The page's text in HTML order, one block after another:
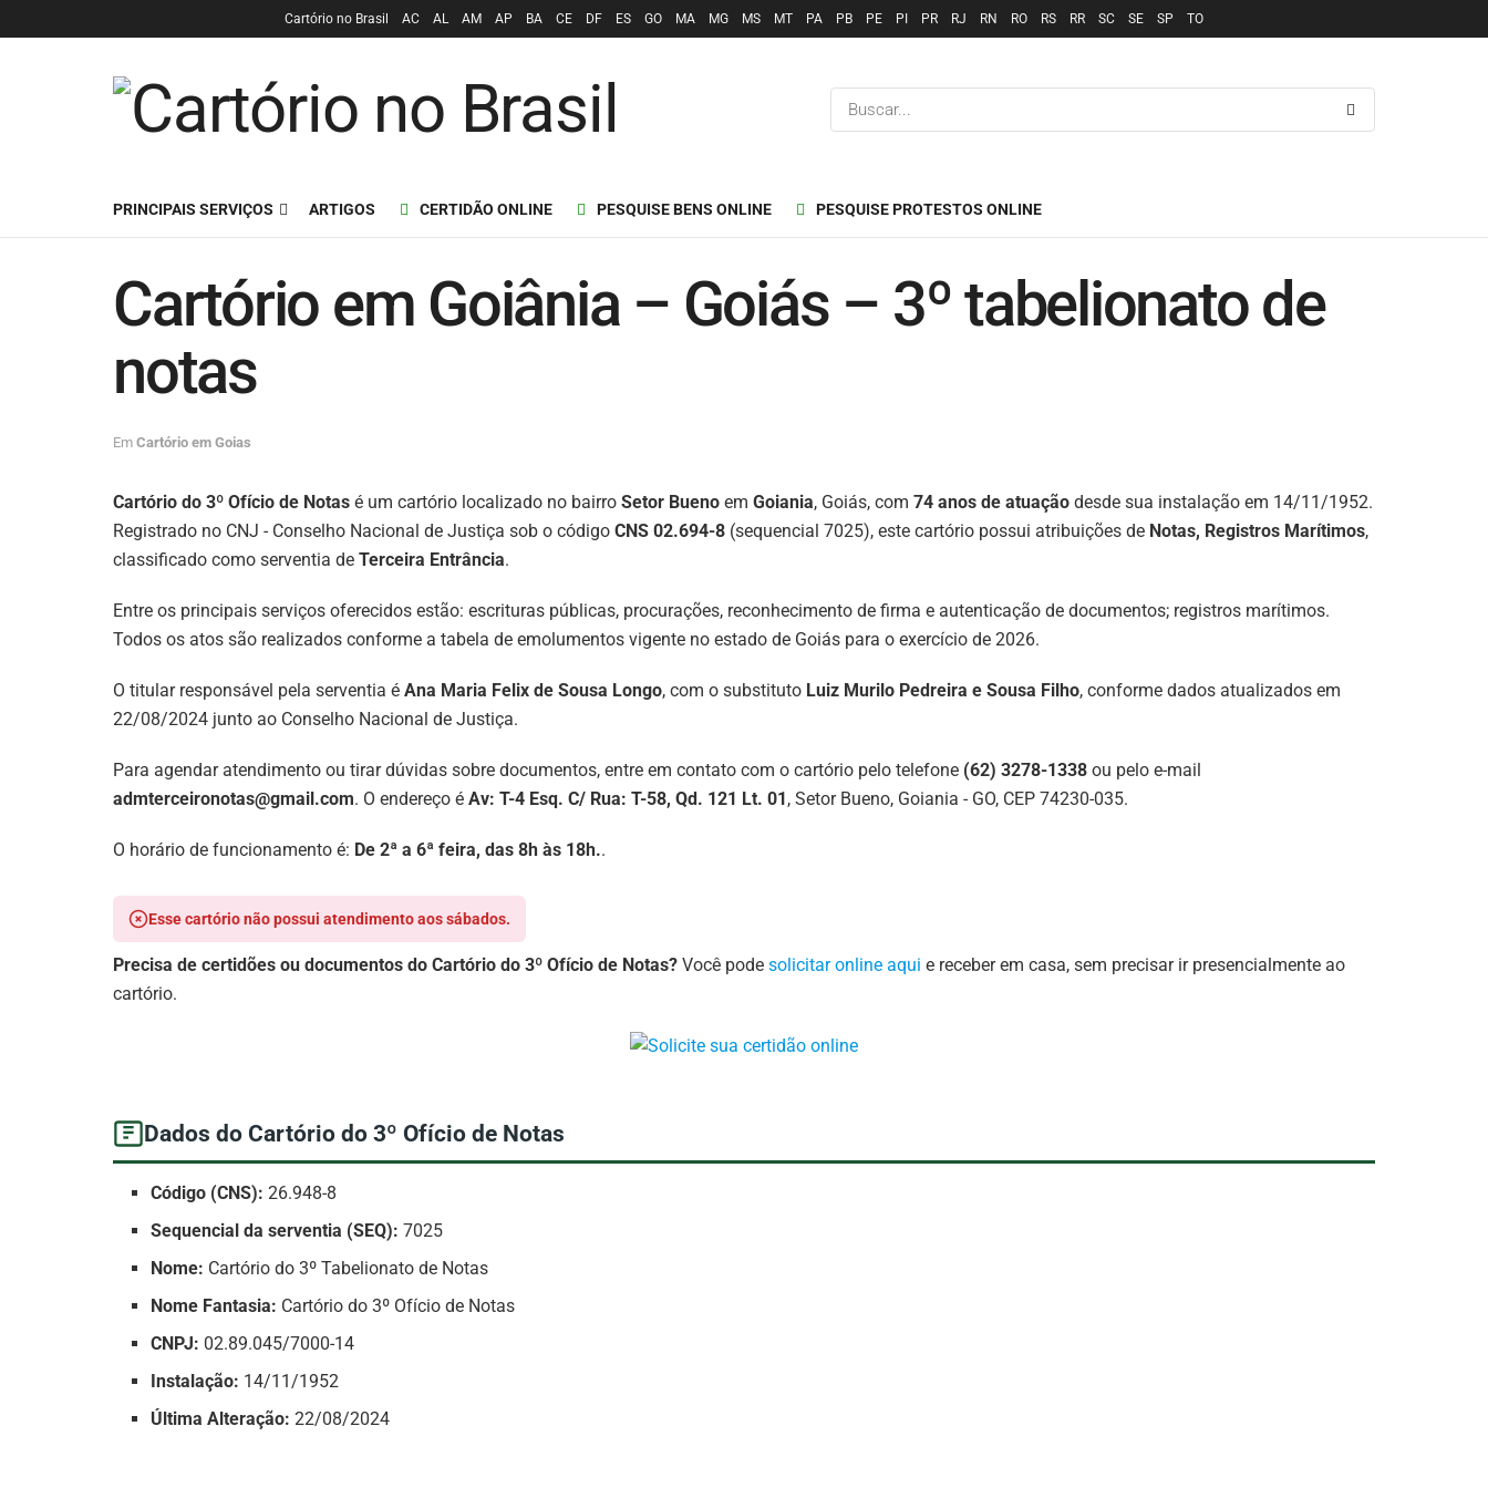
Cartório no Brasil AC AL AM AP BA CE DF ES GO MA MG MS MT PA PB PE PI PR RJ RN RO RS RR SC SE SP TO
PRINCIPAIS SERVIÇOS ARTIGOS CERTIDÃO ONLINE PESQUISE BENS ONLINE PESQUISE PROTESTOS ONLINE
Cartório em Goiânia – Goiás – 3º tabelionato de
notas
Em Cartório em Goias
Cartório do 3º Ofício de Notas é um cartório localizado no bairro Setor Bueno em Goiania, Goiás, com 74 anos de atuação desde sua instalação em 14/11/1952.
Registrado no CNJ - Conselho Nacional de Justiça sob o código CNS 02.694-8 (sequencial 7025), este cartório possui atribuições de Notas, Registros Marítimos,
classificado como serventia de Terceira Entrância.
Entre os principais serviços oferecidos estão: escrituras públicas, procurações, reconhecimento de firma e autenticação de documentos; registros marítimos.
Todos os atos são realizados conforme a tabela de emolumentos vigente no estado de Goiás para o exercício de 2026.
O titular responsável pela serventia é Ana Maria Felix de Sousa Longo, com o substituto Luiz Murilo Pedreira e Sousa Filho, conforme dados atualizados em
22/08/2024 junto ao Conselho Nacional de Justiça.
Para agendar atendimento ou tirar dúvidas sobre documentos, entre em contato com o cartório pelo telefone (62) 3278-1338 ou pelo e-mail
admterceironotas@gmail.com. O endereço é Av: T-4 Esq. C/ Rua: T-58, Qd. 121 Lt. 01 , Setor Bueno, Goiania - GO, CEP 74230-035.
O horário de funcionamento é: De 2ª a 6ª feira, das 8h às 18h..
Esse cartório não possui atendimento aos sábados.
Precisa de certidões ou documentos do Cartório do 3º Ofício de Notas? Você pode solicitar online aqui e receber em casa, sem precisar ir presencialmente ao
cartório.
Dados do Cartório do 3º Ofício de Notas
Código (CNS): 26.948-8
Sequencial da serventia (SEQ): 7025
Nome: Cartório do 3º Tabelionato de Notas
Nome Fantasia: Cartório do 3º Ofício de Notas
CNPJ: 02.89.045/7000-14
Instalação: 14/11/1952
Última Alteração: 22/08/2024